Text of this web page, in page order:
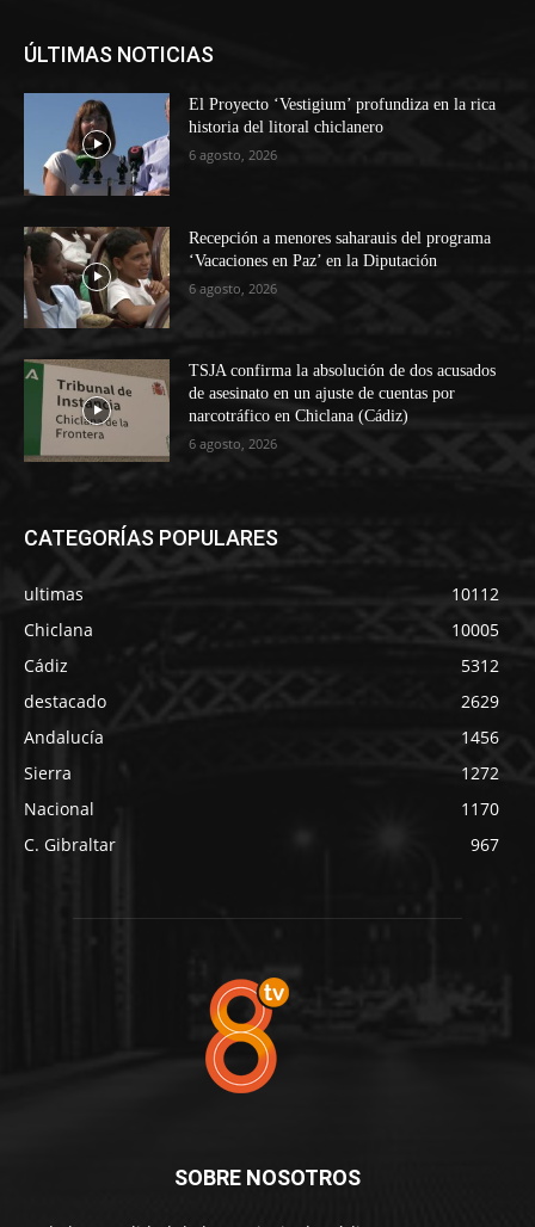
ÚLTIMAS NOTICIAS
El Proyecto ‘Vestigium’ profundiza en la rica
historia del litoral chiclanero
6 agosto, 2026
Recepción a menores saharauis del programa
‘Vacaciones en Paz’ en la Diputación
6 agosto, 2026
TSJA confirma la absolución de dos acusados
de asesinato en un ajuste de cuentas por
narcotráfico en Chiclana (Cádiz)
6 agosto, 2026
CATEGORÍAS POPULARES
ultimas
10112
Chiclana
10005
Cádiz
5312
destacado
2629
Andalucía
1456
Sierra
1272
Nacional
1170
C. Gibraltar
967
SOBRE NOSOTROS